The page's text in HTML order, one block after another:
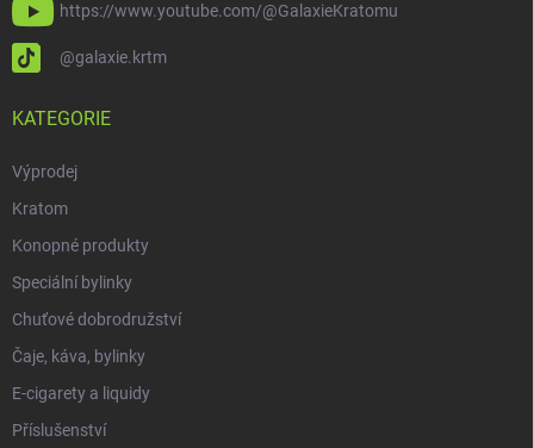
https://www.youtube.com/@GalaxieKratomu
@galaxie.krtm
KATEGORIE
Výprodej
Kratom
Konopné produkty
Speciální bylinky
Chuťové dobrodružství
Čaje, káva, bylinky
E-cigarety a liquidy
Příslušenství